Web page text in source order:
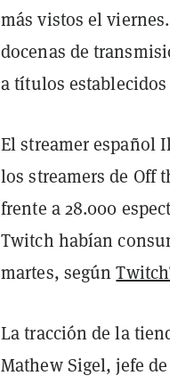
más vistos el
docenas de
a títulos establecidos
El streamer español
los streamers de Off
frente a 28.000
Twitch habían
martes, según
La tracción de la
Mathew Sigel, jefe